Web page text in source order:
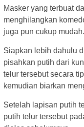
Masker yang terbuat
menghilangkan
juga pun cukup mudah.
Siapkan lebih dahulu
pisahkan putih dari
telur tersebut secara
kemudian biarkan
Setelah lapisan putih
putih telur tersebut